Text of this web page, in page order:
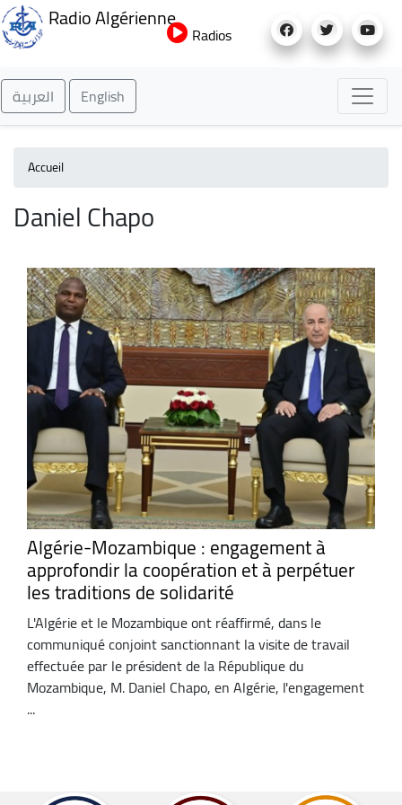
au
Radio Algérienne
Radios
العربية English
Accueil
Daniel Chapo
Algérie-Mozambique : engagement à
approfondir la coopération et à perpétuer
les traditions de solidarité
L'Algérie et le Mozambique ont réaffirmé, dans le
communiqué conjoint sanctionnant la visite de travail
effectuée par le président de la République du
Mozambique, M. Daniel Chapo, en Algérie, l'engagement
...